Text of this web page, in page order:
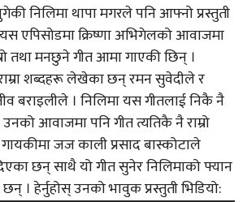
निलिमा थापा मगरले पनि आफ्नो प्रस्तुती
एपिसोडमा क्रिष्णा अभिगेलको आवाजमा
तथा मनछुने गीत आमा गाएकी छिन् ।
शब्दहरू लेखेका छन् रमन सुवेदीले र
बराइलीले । निलिमा यस गीतलाई निकै नै
आवाजमा पनि गीत त्यतिकै नै राम्रो
जज काली प्रसाद बास्कोटाले
छन् साथै यो गीत सुनेर निलिमाको फ्यान
। हेर्नुहोस् उनको भावुक प्रस्तुती भिडियो: